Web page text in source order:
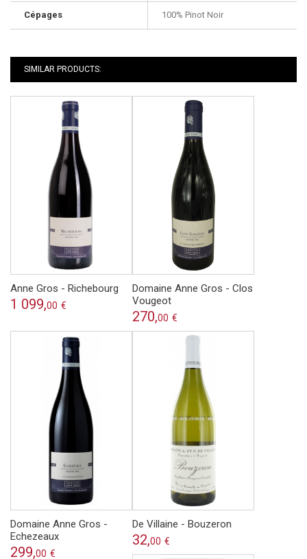
Cépages 100% Pinot Noir
SIMILAR PRODUCTS:
Anne Gros - Richebourg
1 099,00 €
Domaine Anne Gros - Clos
Vougeot
270,00 €
Domaine Anne Gros -
Echezeaux
299,00 €
De Villaine - Bouzeron
32,00 €